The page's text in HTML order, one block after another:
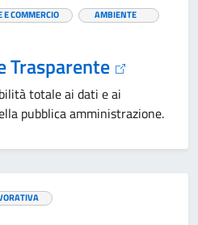
E COMMERCIO
AMBIENTE
Trasparente
totale ai dati e ai
pubblica amministrazione.